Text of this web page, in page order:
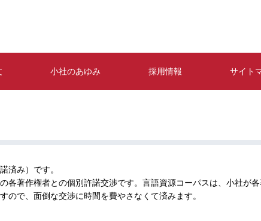
小社のあゆみ 採用情報 サイト
済み）です。
各著作権者との個別許諾交渉です。言語資源コーパスは、小社が
ので、面倒な交渉に時間を費やさなくて済みます。